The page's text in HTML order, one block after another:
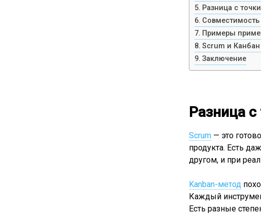
Разница с
Совместимость
Примеры
Scrum и
Заключение
Разница
Scrum — это
продукта. Есть
другом, и при
Kanban-метод
Каждый
Есть разные